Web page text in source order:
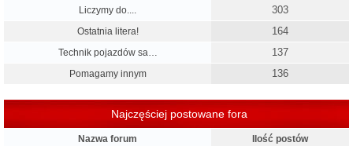
Liczymy do.... 303
Ostatnia litera! 164
Technik pojazdów sa… 137
Pomagamy innym 136
Najczęściej postowane fora
Nazwa forum
Ilość postów